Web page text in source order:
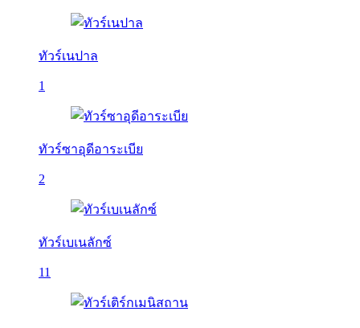
ทัวร์เนปาล
1
ทัวร์ซาอุดีอาระเบีย
2
ทัวร์เบเนลักซ์
11